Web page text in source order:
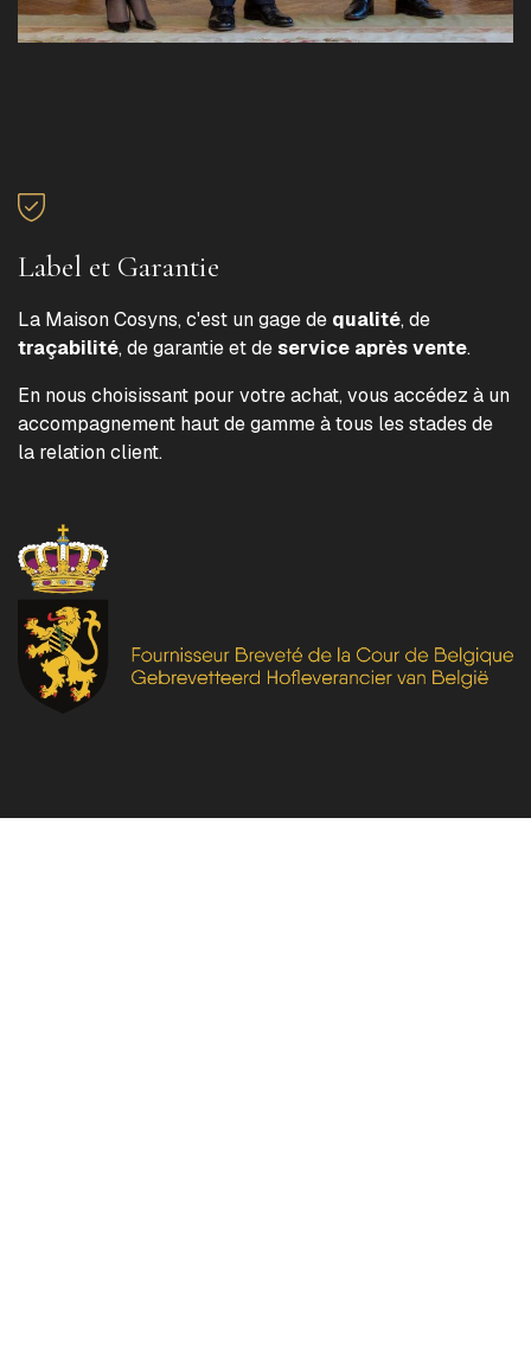
Label et Garantie
La Maison Cosyns, c'est un gage de qualité, de
traçabilité, de garantie et deservice après vente.
En nous choisissant pour votre achat, vous accédez à un
accompagnement haut de gamme à tous les stades de
la relation client.